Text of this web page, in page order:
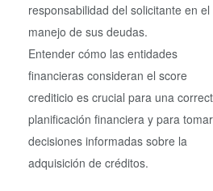
responsabilidad del solicitante en el
manejo de sus deudas.
Entender cómo las entidades
financieras consideran el score
crediticio es crucial para una
planificación financiera y para tomar
decisiones informadas sobre la
adquisición de créditos.